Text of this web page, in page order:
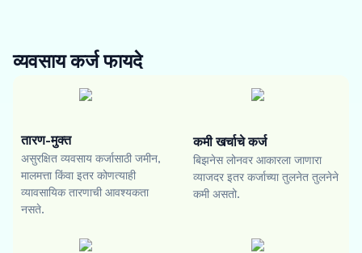
व्यवसाय कर्जफायदे
तारण-मुक्त
असुरक्षित व्यवसाय कर्जासाठी जमीन,
मालमत्ता किंवा इतर कोणत्याही
व्यावसायिक तारणाची आवश्यकता
नसते.
कमी खर्चाचे कर्ज
बिझनेस लोनवर आकारला जाणारा
व्याजदर इतर कर्जाच्या तुलनेत तुलनेने
कमी असतो.